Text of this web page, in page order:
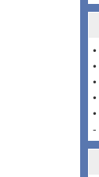
•
•
•
•
•
-